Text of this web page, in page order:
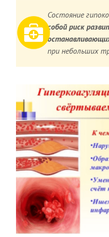
Состояние
собой риск
при небольших